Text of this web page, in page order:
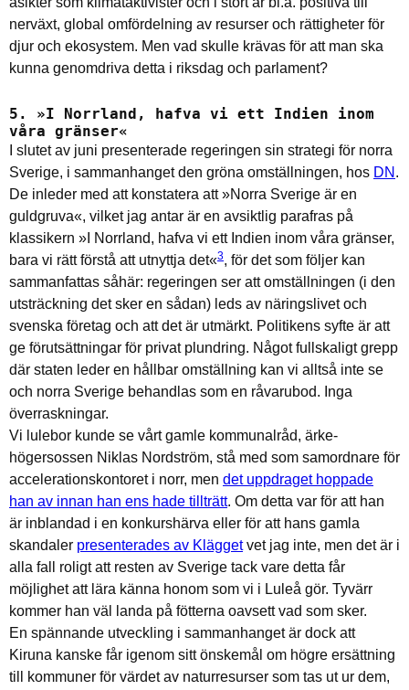
nerväxt, global omfördelning av resurser och rättigheter för
djur och ekosystem. Men vad skulle krävas för att man ska
kunna genomdriva detta i riksdag och parlament?
5. »I Norrland, hafva vi ett Indien inom
våra gränser«
I slutet av juni presenterade regeringen sin strategi för norra
Sverige, i sammanhanget den gröna omställningen, hos DN .
De inleder med att konstatera att »Norra Sverige är en
guldgruva«, vilket jag antar är en avsiktlig parafras på
klassikern »I Norrland, hafva vi ett Indien inom våra gränser,
bara vi rätt förstå att utnyttja det«3, för det som följer kan
sammanfattas såhär: regeringen ser att omställningen (i den
utsträckning det sker en sådan) leds av näringslivet och
svenska företag och att det är utmärkt. Politikens syfte är att
ge förutsättningar för privat plundring. Något fullskaligt grepp
där staten leder en hållbar omställning kan vi alltså inte se
och norra Sverige behandlas som en råvarubod. Inga
överraskningar.
Vi lulebor kunde se vårt gamle kommunalråd, ärke-
högersossen Niklas Nordström, stå med som samordnare för
accelerationskontoret i norr, men det uppdraget hoppade
han av innan han ens hade tillträtt. Om detta var för att han
är inblandad i en konkurshärva eller för att hans gamla
skandaler presenterades av Kläggetvet jag inte, men det är i
alla fall roligt att resten av Sverige tack vare detta får
möjlighet att lära känna honom som vi i Luleå gör. Tyvärr
kommer han väl landa på fötterna oavsett vad som sker.
En spännande utveckling i sammanhanget är dock att
Kiruna kanske får igenom sitt önskemål om högre ersättning
till kommuner för värdet av naturresurser som tas ut ur dem,